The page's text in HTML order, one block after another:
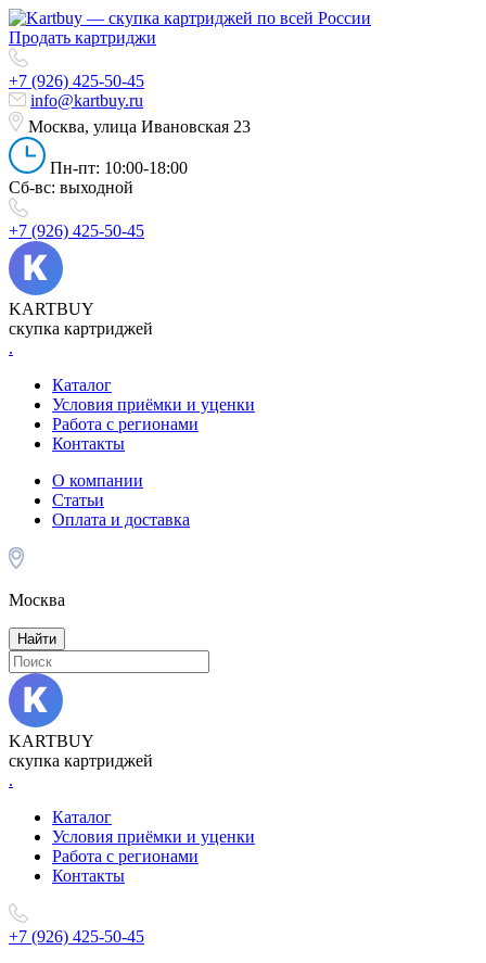
Продать картриджи
+7 (926) 425-50-45
info@kartbuy.ru
Москва, улица Ивановская 23
Пн-пт: 10:00-18:00
Сб-вс: выходной
+7 (926) 425-50-45
KARTBUY
скупка картриджей
.
Каталог
Условия приёмки и уценки
Работа с регионами
Контакты
О компании
Статьи
Оплата и доставка
Москва
Найти
KARTBUY
скупка картриджей
.
Каталог
Условия приёмки и уценки
Работа с регионами
Контакты
+7 (926) 425-50-45